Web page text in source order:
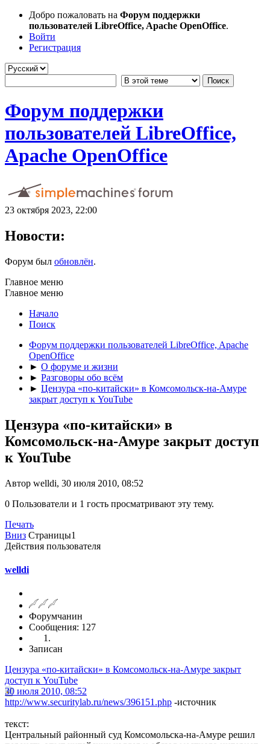
Добро пожаловать на Форум поддержки
пользователей LibreOffice, Apache OpenOffice.
Войти
Регистрация
Форум поддержки
пользователей LibreOffice,
Apache OpenOffice
23 октября 2023, 22:00
Новости:
Форум был обновлён.
Главное меню
Главное меню
Начало
Поиск
Форум поддержки пользователей LibreOffice, Apache
OpenOffice
► О форуме и жизни
► Разговоры обо всём
► Цензура «по-китайски» в Комсомольск-на-Амуре
закрыт доступ к YouTube
Цензура «по-китайски» в
Комсомольск-на-Амуре закрыт доступ
к YouTube
Автор welldi, 30 июля 2010, 08:52
0 Пользователи и 1 гость просматривают эту тему.
Печать
Вниз Страницы1
Действия пользователя
welldi
Форумчанин
Сообщения: 127
Записан
Цензура «по-китайски» в Комсомольск-на-Амуре закрыт
доступ к YouTube
30 июля 2010, 08:52
http://www.securitylab.ru/news/396151.php -источник
текст:
Центральный районный суд Комсомольска-на-Амуре решил